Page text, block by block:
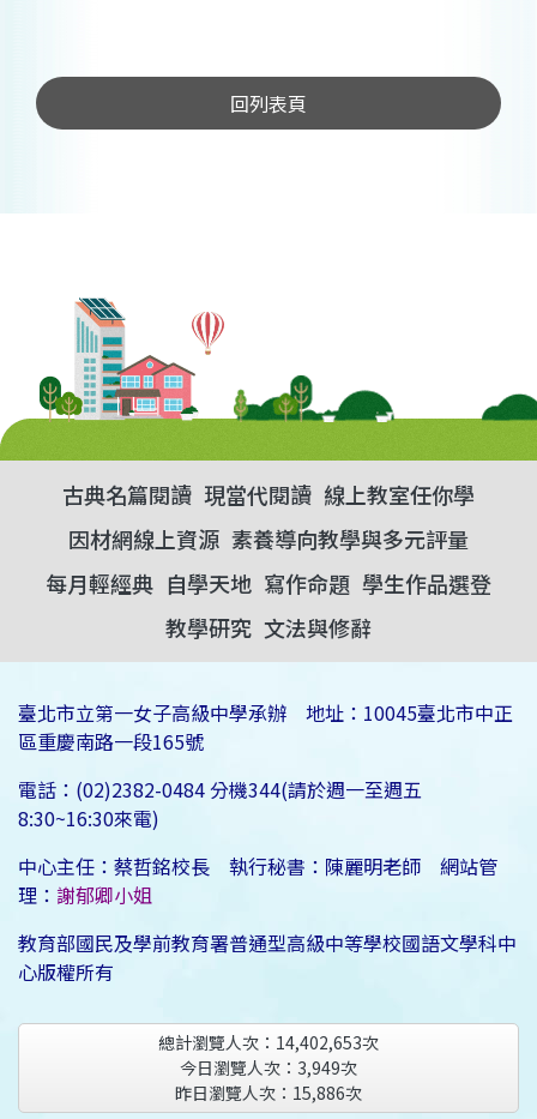
回列表頁
古典名篇閱讀 現當代閱讀 線上教室任你學
因材網線上資源 素養導向教學與多元評量
每月輕經典 自學天地 寫作命題 學生作品選登
教學研究 文法與修辭
臺北市立第一女子高級中學承辦 地址：10045臺北市中正
區重慶南路一段165號
電話：(02)2382-0484 分機344(請於週一至週五
8:30~16:30來電)
中心主任：蔡哲銘校長 執行秘書：陳麗明老師 網站管
理： 謝郁卿小姐
教育部國民及學前教育署普通型高級中等學校國語文學科中
心版權所有
總計瀏覽人次： 14,402,653次
今日瀏覽人次： 3,949次
昨日瀏覽人次： 15,886次